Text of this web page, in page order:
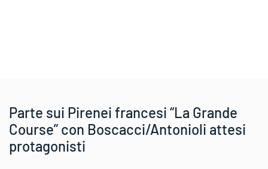
Parte sui Pirenei francesi “La Grande
Course” con Boscacci/Antonioli attesi
protagonisti